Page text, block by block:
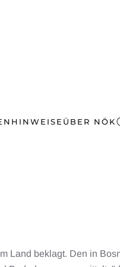
HINWEISE ÜBER NÖK
Land beklagt. Den in